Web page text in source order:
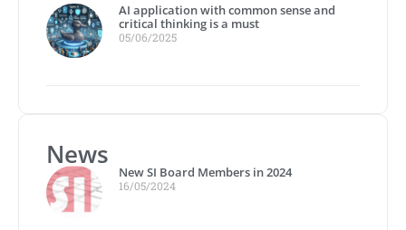
AI application with common sense and
critical thinking is a must
05/06/2025
News
New SI Board Members in 2024
16/05/2024